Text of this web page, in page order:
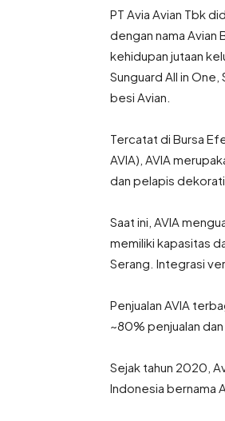
PT Avia Avian Tbk
dengan nama Avian
kehidupan jutaan
Sunguard All in
besi Avian.
Tercatat di Bursa
AVIA), AVIA
dan pelapis
Saat ini, AVIA
memiliki kapasitas
Serang. Integrasi
Penjualan AVIA
~80% penjualan
Sejak tahun 2020,
Indonesia bernama